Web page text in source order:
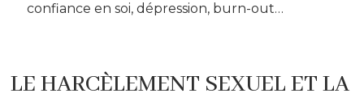
confiance en soi, dépression, burn-out…
LE HARCÈLEMENT SEXUEL ET LA